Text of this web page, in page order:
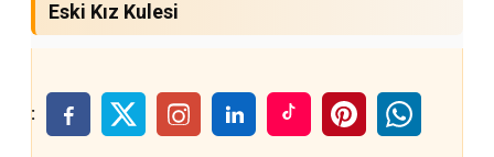
Eski Kız Kulesi
: